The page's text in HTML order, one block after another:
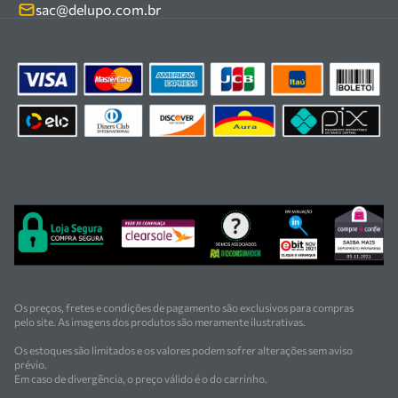
Fale conosco
Kitssac@delupo.com.br
Os preços, fretes e condições de pagamento são exclusivos para compras
pelo site. As imagens dos produtos são meramente ilustrativas.
Os estoques são limitados e os valores podem sofrer alterações sem aviso
prévio.
Em caso de divergência, o preço válido é o do carrinho.